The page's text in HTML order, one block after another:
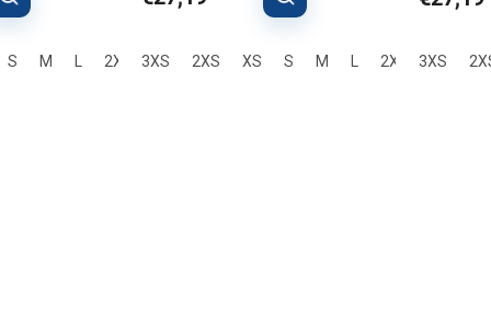
S M 2XL 3XS 2XS XS S M 2XL 3XS